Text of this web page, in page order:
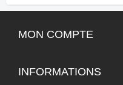
MON COMPTE
INFORMATIONS